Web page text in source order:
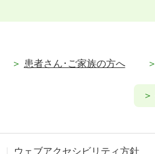
患者さん･ご家族の方へ
ウェブアクセシビリティ方針